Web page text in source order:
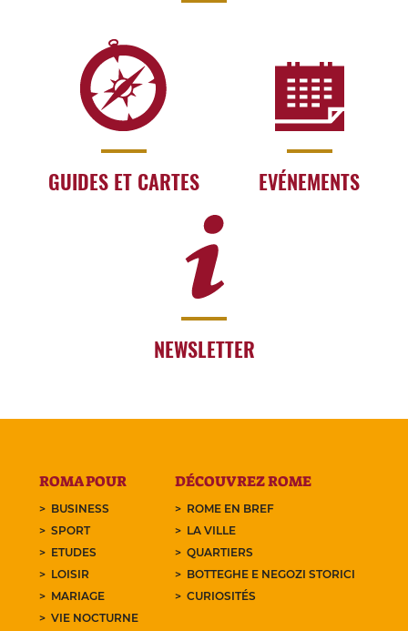
GUIDES ET CARTES EVÉNEMENTS
NEWSLETTER
ROMA POUR
BUSINESS
SPORT
ETUDES
LOISIR
MARIAGE
VIE NOCTURNE
DÉCOUVREZ ROME
ROME EN BREF
LA VILLE
QUARTIERS
BOTTEGHE E NEGOZI STORICI
CURIOSITÉS